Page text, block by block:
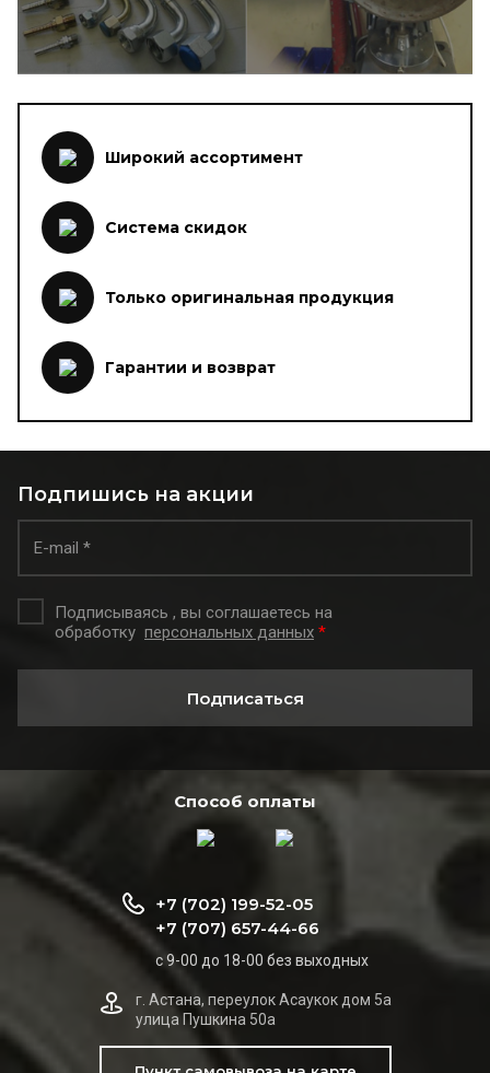
Широкий ассортимент
Система скидок
Только оригинальная продукция
Гарантии и возврат
Подпишись на акции
Подписываясь , вы соглашаетесь на
обработку персональных данных *
Подписаться
Способ оплаты
+7 (702) 199-52-05
+7 (707) 657-44-66
с 9-00 до 18-00 без выходных
г. Астана, переулок Асаукок дом 5а
улица Пушкина 50а